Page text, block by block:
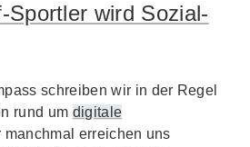
Sportler wird Sozial-
schreiben wir in der Regel
rund um digitale
manchmal erreichen uns